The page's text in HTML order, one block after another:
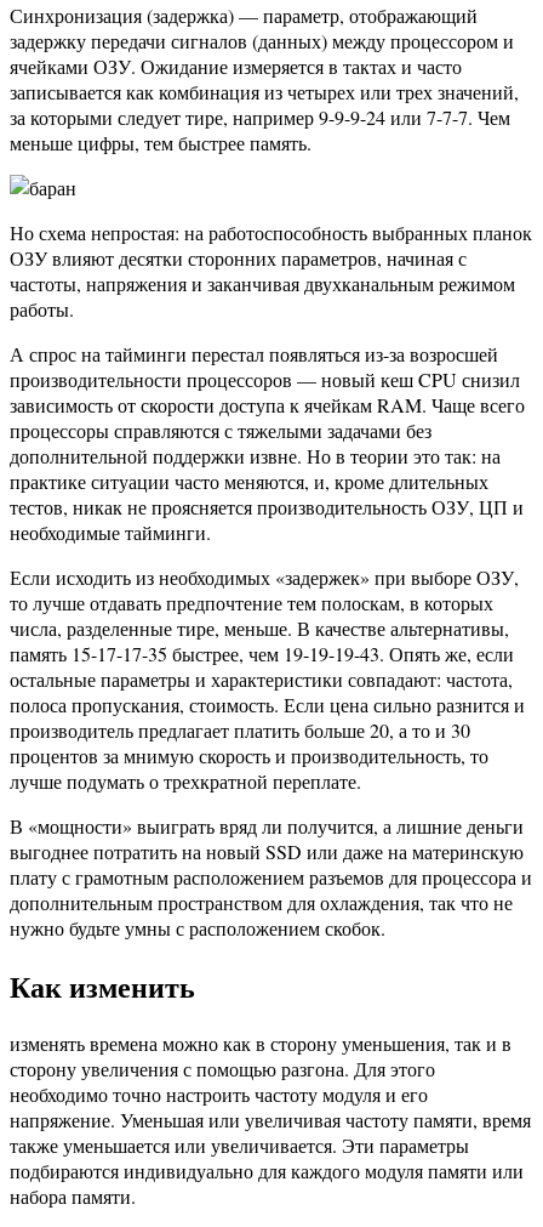
Синхронизация (задержка) — параметр, отображающий
задержку передачи сигналов (данных) между процессором и
ячейками ОЗУ. Ожидание измеряется в тактах и ​​часто
записывается как комбинация из четырех или трех значений,
за которыми следует тире, например 9-9-9-24 или 7-7-7. Чем
меньше цифры, тем быстрее память.
Но схема непростая: на работоспособность выбранных планок
ОЗУ влияют десятки сторонних параметров, начиная с
частоты, напряжения и заканчивая двухканальным режимом
работы.
А спрос на тайминги перестал появляться из-за возросшей
производительности процессоров — новый кеш CPU снизил
зависимость от скорости доступа к ячейкам RAM. Чаще всего
процессоры справляются с тяжелыми задачами без
дополнительной поддержки извне. Но в теории это так: на
практике ситуации часто меняются, и, кроме длительных
тестов, никак не проясняется производительность ОЗУ, ЦП и
необходимые тайминги.
Если исходить из необходимых «задержек» при выборе ОЗУ,
то лучше отдавать предпочтение тем полоскам, в которых
числа, разделенные тире, меньше. В качестве альтернативы,
память 15-17-17-35 быстрее, чем 19-19-19-43. Опять же, если
остальные параметры и характеристики совпадают: частота,
полоса пропускания, стоимость. Если цена сильно разнится и
производитель предлагает платить больше 20, а то и 30
процентов за мнимую скорость и производительность, то
лучше подумать о трехкратной переплате.
В «мощности» выиграть вряд ли получится, а лишние деньги
выгоднее потратить на новый SSD или даже на материнскую
плату с грамотным расположением разъемов для процессора и
дополнительным пространством для охлаждения, так что не
нужно будьте умны с расположением скобок.
Как изменить
изменять времена можно как в сторону уменьшения, так и в
сторону увеличения с помощью разгона. Для этого
необходимо точно настроить частоту модуля и его
напряжение. Уменьшая или увеличивая частоту памяти, время
также уменьшается или увеличивается. Эти параметры
подбираются индивидуально для каждого модуля памяти или
набора памяти.